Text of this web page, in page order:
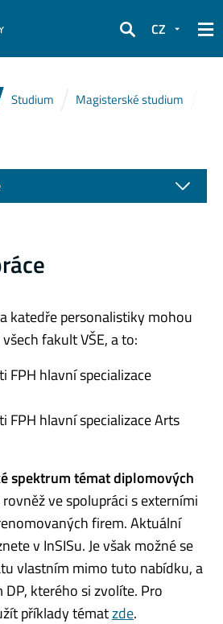
Hledat
CZ
Studium
Magisterské studium
katedře personalistiky mohou
fakult VŠE, a to:
FPH hlavní specializace
FPH hlavní specializace Arts
spektrum témat diplomových
ve spolupráci s externími
firem. Aktuální
v InSISu. Je však možné se
vlastním mimo tuto nabídku, a
kterého si zvolíte. Pro
příklady tématzde.